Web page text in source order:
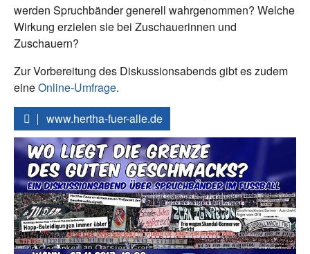
werden Spruchbänder generell wahrgenommen? Welche
Wirkung erzielen sie bei Zuschauerinnen und
Zuschauern?
Zur Vorbereitung des Diskussionsabends gibt es zudem
eineOnline-Umfrage.
www.hertha-fuer-alle.de